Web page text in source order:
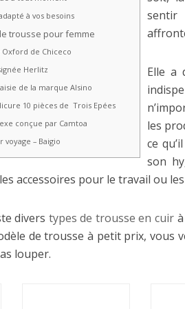
à vos besoins
trousse pour femme
Oxford de Chiceco
Herlitz
de la marque Alsino
10 pièces de Trois Epées
conçue par Camtoa
– Baigio
sentir
Elle a
les
ce
son
accessoires pour le travail ou
divers types de trousse en cuir
de trousse à petit prix, vous
louper.